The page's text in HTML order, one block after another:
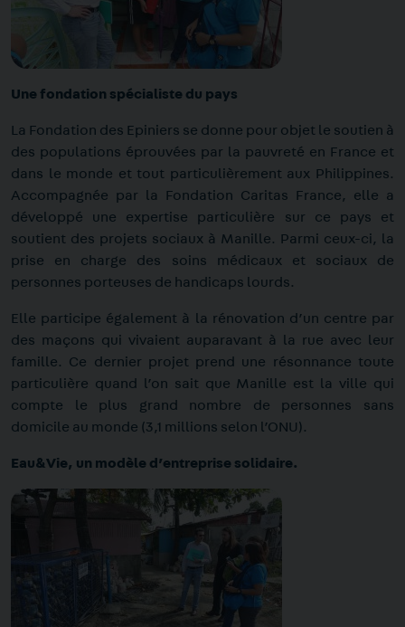
Une fondation spécialiste du pays
La Fondation des Epiniers se donne pour objet le soutien à
des populations éprouvées par la pauvreté en France et
dans le monde et tout particulièrement aux Philippines.
Accompagnée par la Fondation Caritas France, elle a
développé une expertise particulière sur ce pays et
soutient des projets sociaux à Manille. Parmi ceux-ci, la
prise en charge des soins médicaux et sociaux de
personnes porteuses de handicaps lourds.
Elle participe également à la rénovation d’un centre par
des maçons qui vivaient auparavant à la rue avec leur
famille. Ce dernier projet prend une résonnance toute
particulière quand l’on sait que Manille est la ville qui
compte le plus grand nombre de personnes sans
domicile au monde (3,1 millions selon l’ONU).
Eau&Vie, un modèle d’entreprise solidaire.